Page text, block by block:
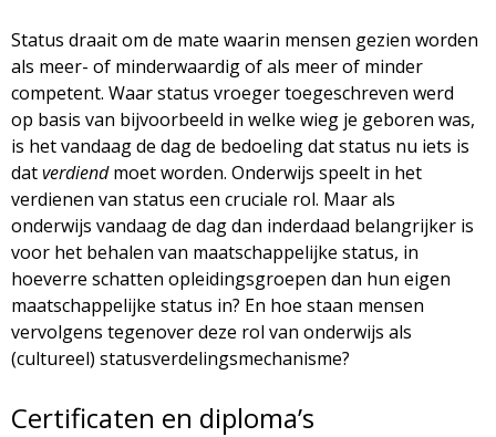
Status draait om de mate waarin mensen gezien worden
als meer- of minderwaardig of als meer of minder
competent. Waar status vroeger toegeschreven werd
op basis van bijvoorbeeld in welke wieg je geboren was,
is het vandaag de dag de bedoeling dat status nu iets is
datverdiendmoet worden. Onderwijs speelt in het
verdienen van status een cruciale rol. Maar als
onderwijs vandaag de dag dan inderdaad belangrijker is
voor het behalen van maatschappelijke status, in
hoeverre schatten opleidingsgroepen dan hun eigen
maatschappelijke status in? En hoe staan mensen
vervolgens tegenover deze rol van onderwijs als
(cultureel) statusverdelingsmechanisme?
Certificaten en diploma’s